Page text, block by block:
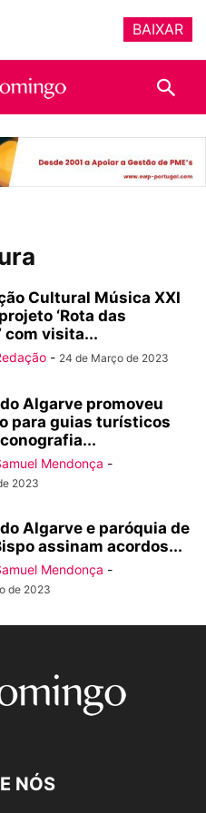
Cultural Música XXI
‘Rota das
com visita...
- 24 de Março de 2023
Algarve promoveu
para guias turísticos
Mendonça -
2023
Algarve e paróquia de
assinam acordos...
Mendonça -
de 2023
NÓS
BAIXAR